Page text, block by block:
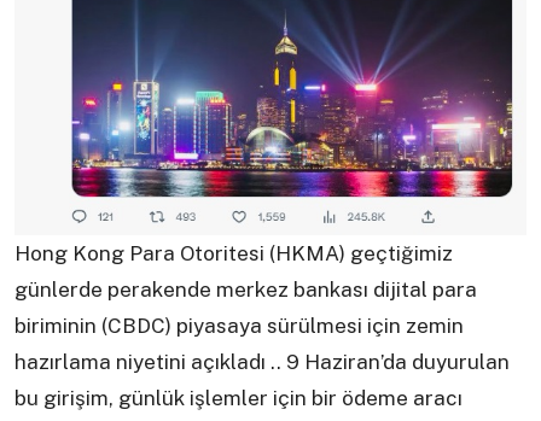
Hong Kong Para Otoritesi (HKMA) geçtiğimiz
günlerde perakende merkez bankası dijital para
biriminin (CBDC) piyasaya sürülmesi için zemin
hazırlama niyetini açıkladı .. 9 Haziran’da duyurulan
bu girişim, günlük işlemler için bir ödeme aracı